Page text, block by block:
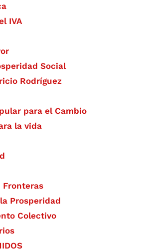
IVA
Social
Rodríguez
para el Cambio
la vida
Fronteras
Prosperidad
Colectivo